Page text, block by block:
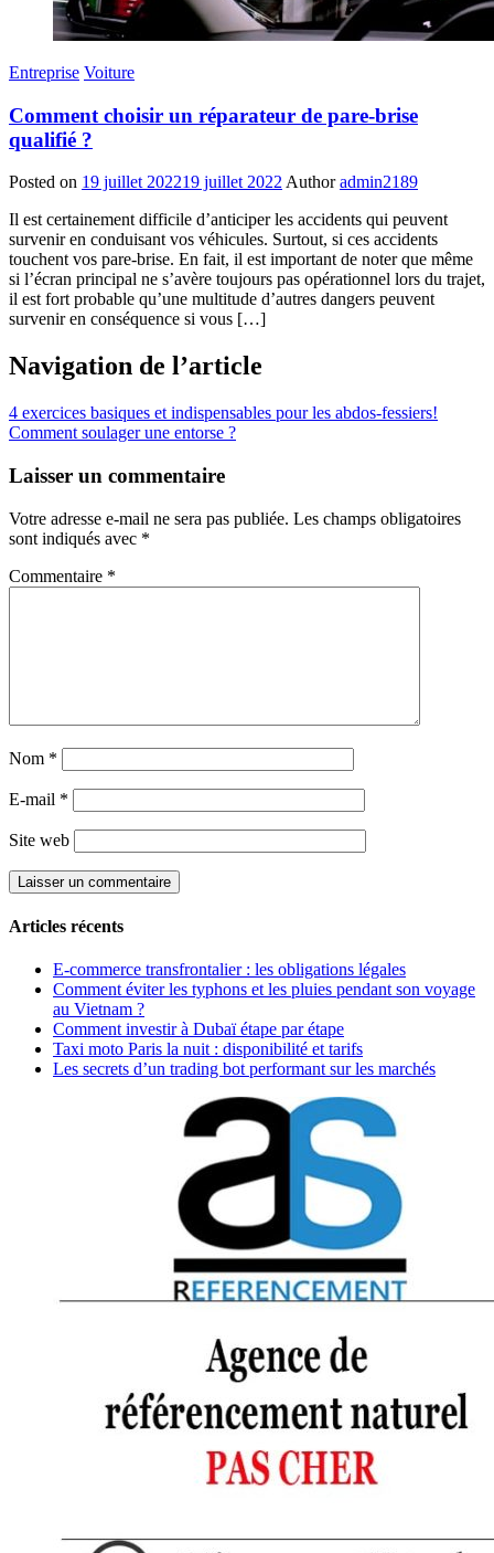
Entreprise Voiture
Comment choisir un réparateur de pare-brise
qualifié ?
Posted on 19 juillet 202219 juillet 2022 Author admin2189
Il est certainement difficile d’anticiper les accidents qui peuvent
survenir en conduisant vos véhicules. Surtout, si ces accidents
touchent vos pare-brise. En fait, il est important de noter que même
si l’écran principal ne s’avère toujours pas opérationnel lors du trajet,
il est fort probable qu’une multitude d’autres dangers peuvent
survenir en conséquence si vous […]
Navigation de l’article
4 exercices basiques et indispensables pour les abdos-fessiers!
Comment soulager une entorse ?
Laisser un commentaire
Votre adresse e-mail ne sera pas publiée. Les champs obligatoires
sont indiqués avec *
Commentaire *
Nom *
E-mail *
Site web
Articles récents
E-commerce transfrontalier : les obligations légales
Comment éviter les typhons et les pluies pendant son voyage
au Vietnam ?
Comment investir à Dubaï étape par étape
Taxi moto Paris la nuit : disponibilité et tarifs
Les secrets d’un trading bot performant sur les marchés